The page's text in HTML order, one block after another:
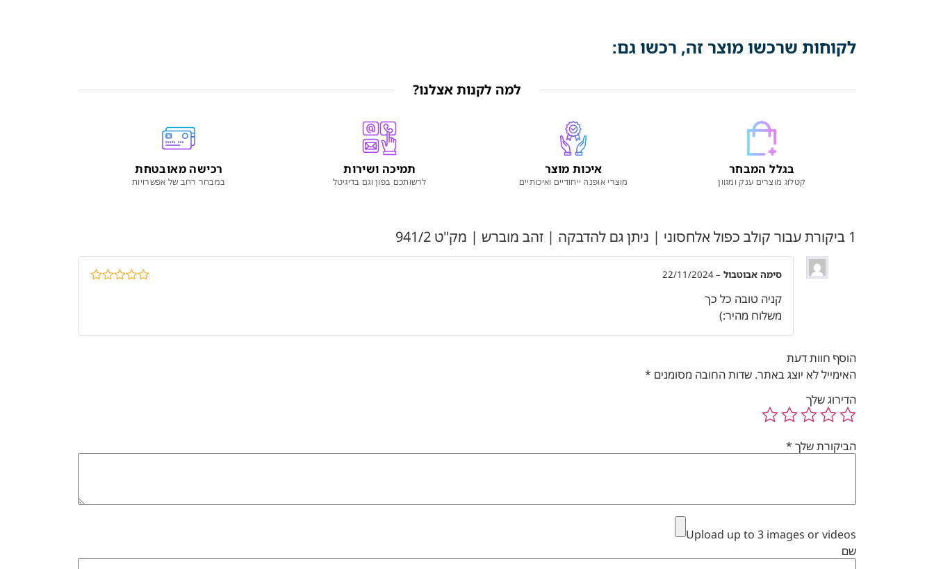
לקוחות שרכשו מוצר זה, רכשו גם:
למה לקנות אצלנו?
בגלל המבחר
קטלוג מוצרים ענק ומגוון
איכות מוצר
מוצרי אופנה ייחודיים ואיכותיים
תמיכה ושירות
לרשותכם בפון וגם בדיגיטל
רכישה מאובטחת
במבחר רחב של אפשרויות
1 ביקורת עבור קולב כפול אלחסוני | ניתן גם להדבקה | זהב מוברש | מק"ט 941/2
סימה אבוטבול –
22/11/2024
קניה טובה כל כך
משלוח מהיר:)
הוסף חוות דעת
האימייל לא יוצג באתר. שדות החובה מסומנים *
הדירוג שלך
הביקורת שלך *
Upload up to 3 images or videos
שם